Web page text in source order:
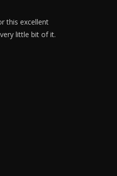
this excellent
little bit of it.